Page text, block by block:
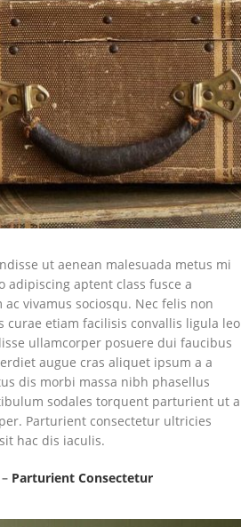
ut aenean malesuada metus mi
adipiscing aptent class fusce a
vivamus sociosqu. Nec felis non
etiam facilisis convallis ligula leo
ullamcorper posuere dui faucibus
augue cras aliquet ipsum a a
dis morbi massa nibh phasellus
sodales torquent parturient ut a
Parturient consectetur ultricies
hac dis iaculis.
Parturient Consectetur